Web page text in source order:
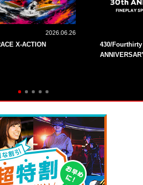
2026.06.26
X-ACTION
430/